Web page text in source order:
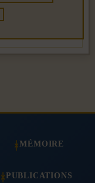
MÉMOIRE
PUBLICATIONS